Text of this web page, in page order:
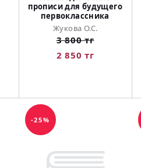
прописи для будущего
первоклассника
Жукова О.С.
3 800 тг
2 850 тг
-25%